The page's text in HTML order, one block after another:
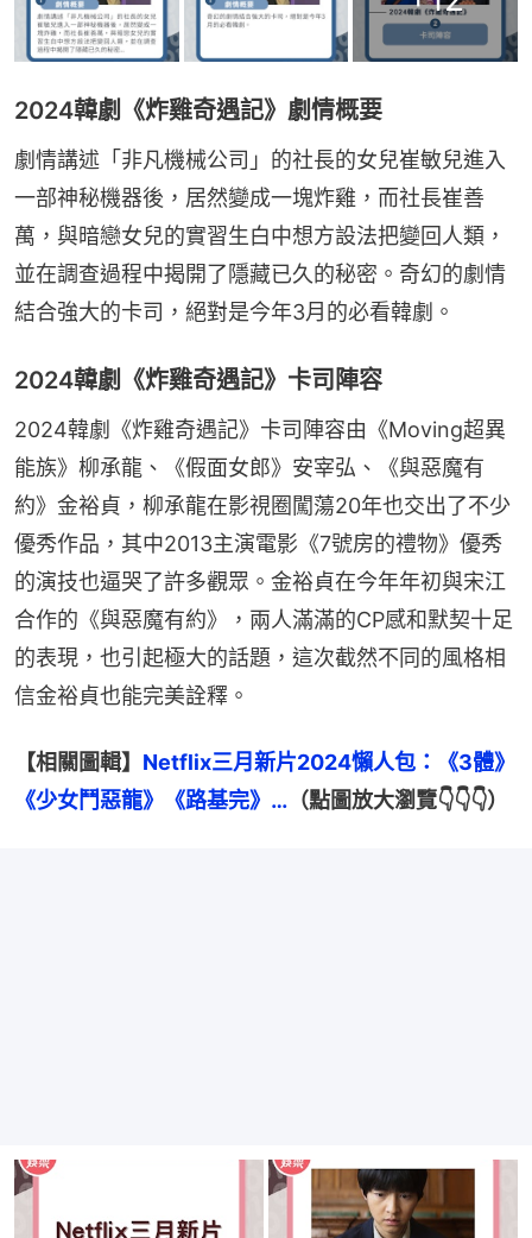
2024韓劇《炸雞奇遇記》劇情概要
劇情講述「非凡機械公司」的社長的女兒崔敏兒進入
一部神秘機器後，居然變成一塊炸雞，而社長崔善
萬，與暗戀女兒的實習生白中想方設法把變回人類，
並在調查過程中揭開了隱藏已久的秘密。奇幻的劇情
結合強大的卡司，絕對是今年3月的必看韓劇。
2024韓劇《炸雞奇遇記》卡司陣容
2024韓劇《炸雞奇遇記》卡司陣容由《Moving超異
能族》柳承龍、《假面女郎》安宰弘、《與惡魔有
約》金裕貞，柳承龍在影視圈闖蕩20年也交出了不少
優秀作品，其中2013主演電影《7號房的禮物》優秀
的演技也逼哭了許多觀眾。金裕貞在今年年初與宋江
合作的《與惡魔有約》，兩人滿滿的CP感和默契十足
的表現，也引起極大的話題，這次截然不同的風格相
信金裕貞也能完美詮釋。
【相關圖輯】 Netflix三月新片2024懶人包：《3體》
《少女鬥惡龍》《路基完》… （點圖放大瀏覽👇👇👇）